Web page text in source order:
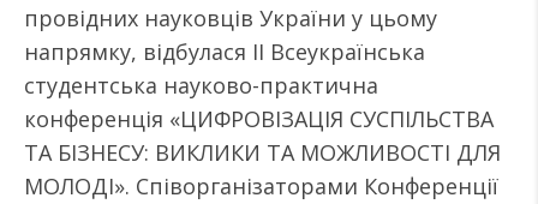
провідних науковців України у цьому
напрямку, відбулася ІІ Всеукраїнська
студентська науково-практична
конференція «ЦИФРОВІЗАЦІЯ СУСПІЛЬСТВА
ТА БІЗНЕСУ: ВИКЛИКИ ТА МОЖЛИВОСТІ ДЛЯ
МОЛОДІ». Співорганізаторами Конференції